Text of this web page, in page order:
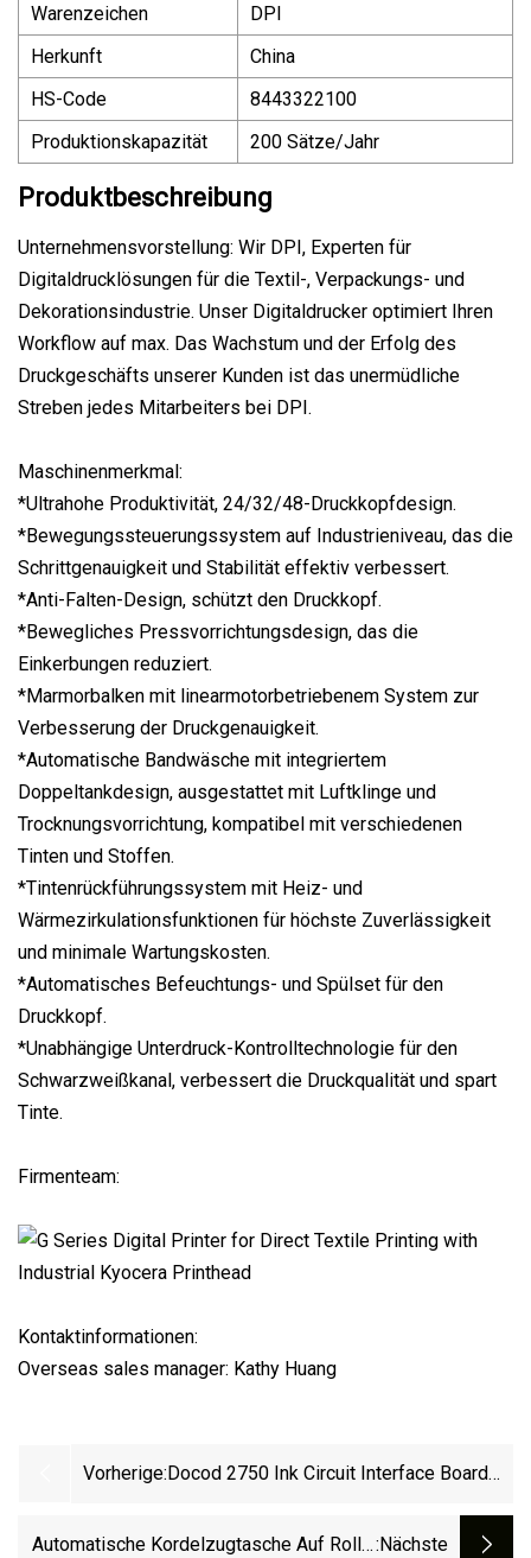
Warenzeichen
DPI
Herkunft
China
HS-Code
8443322100
Produktionskapazität
200 Sätze/Jahr
Produktbeschreibung
Unternehmensvorstellung: Wir DPI, Experten für
Digitaldrucklösungen für die Textil-, Verpackungs- und
Dekorationsindustrie. Unser Digitaldrucker optimiert Ihren
Workflow auf max. Das Wachstum und der Erfolg des
Druckgeschäfts unserer Kunden ist das unermüdliche
Streben jedes Mitarbeiters bei DPI.
Maschinenmerkmal:
*Ultrahohe Produktivität, 24/32/48-Druckkopfdesign.
*Bewegungssteuerungssystem auf Industrieniveau, das die
Schrittgenauigkeit und Stabilität effektiv verbessert.
*Anti-Falten-Design, schützt den Druckkopf.
*Bewegliches Pressvorrichtungsdesign, das die
Einkerbungen reduziert.
*Marmorbalken mit linearmotorbetriebenem System zur
Verbesserung der Druckgenauigkeit.
*Automatische Bandwäsche mit integriertem
Doppeltankdesign, ausgestattet mit Luftklinge und
Trocknungsvorrichtung, kompatibel mit verschiedenen
Tinten und Stoffen.
*Tintenrückführungssystem mit Heiz- und
Wärmezirkulationsfunktionen für höchste Zuverlässigkeit
und minimale Wartungskosten.
*Automatisches Befeuchtungs- und Spülset für den
Druckkopf.
*Unabhängige Unterdruck-Kontrolltechnologie für den
Schwarzweißkanal, verbessert die Druckqualität und spart
Tinte.
Firmenteam:
Kontaktinformationen:
Overseas sales manager: Kathy Huang
Vorherige: Docod 2750 Ink Circuit Interface Board
Serie
Automatische Kordelzugtasche Auf Rolle,:nächste